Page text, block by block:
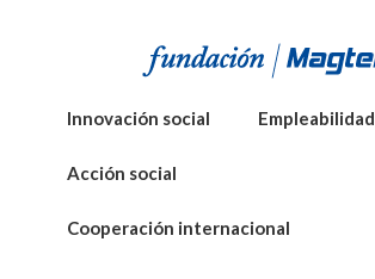
Innovación social Empleabilidad
Acción social
Cooperación internacional